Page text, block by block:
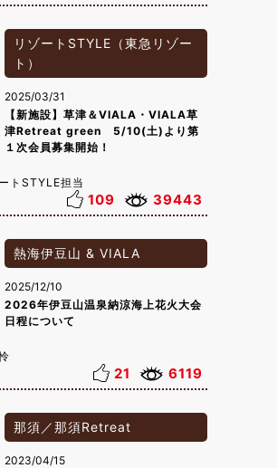
リゾートSTYLE（東急リゾー
ト）
2025/03/31
【新施設】草津＆VIALA・VIALA草
津Retreat green 5/10(土)より第
１次会員募集開始！
トSTYLE担当
109 39443
熱海伊豆山 & VIALA
2025/12/10
2026年伊豆山温泉納涼海上花火大会
日程について
21 6119
那須／那須Retreat
2023/04/15